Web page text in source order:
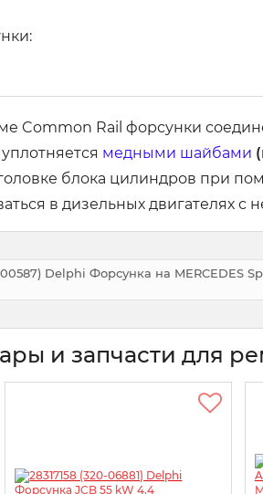
Common Rail форсунки
медными шайбами
блока цилиндров при
в дизельных двигателях
Delphi Форсунка на MERCEDES
и запчасти для